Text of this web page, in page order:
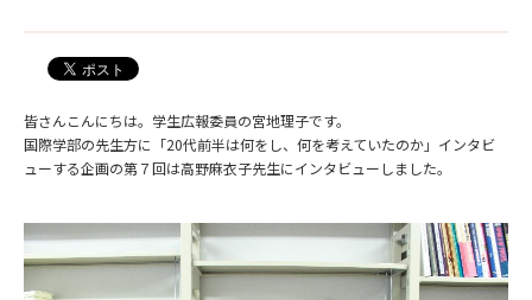
皆さんこんにちは。学生広報委員の宮地理子です。
国際学部の先生方に「20代前半は何をし、何を考えていたのか」インタビ
ューする企画の第７回は高野麻衣子先生にインタビューしました。